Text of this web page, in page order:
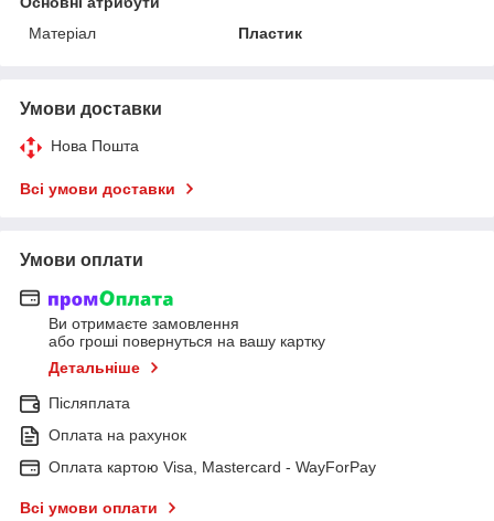
Матеріал
Пластик
Умови доставки
Нова Пошта
Всі умови доставки
Умови оплати
Ви отримаєте замовлення
або гроші повернуться на вашу картку
Детальніше
Післяплата
Оплата на рахунок
Оплата картою Visa, Mastercard - WayForPay
Всі умови оплати